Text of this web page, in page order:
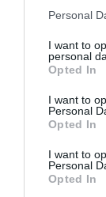
Personal
I want to
personal
Opted In
I want to
Personal
Opted In
I want to
Personal
Opted In
GVA1112a
19 h 23